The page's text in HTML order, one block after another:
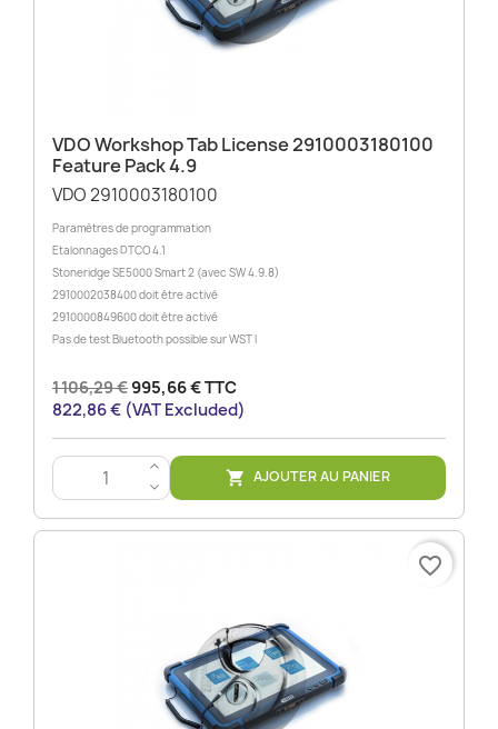
VDO Workshop Tab License 2910003180100
Feature Pack 4.9
VDO 2910003180100
Paramètres de programmation
Etalonnages DTCO 4.1
Stoneridge SE5000 Smart 2 (avec SW 4.9.8)
2910002038400 doit être activé
2910000849600 doit être activé
Pas de test Bluetooth possible sur WST I
1 106,29 €995,66 € TTC
822,86 € (VAT Excluded)
>
<
 AJOUTER AU PANIER
favorite_border